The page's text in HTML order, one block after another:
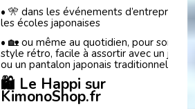
• 🎌 dans les événements d’entreprise
les écoles japonaises
• 🏡 ou même au quotidien, pour son
style rétro, facile à assortir avec un jean
ou un pantalon japonais traditionnel
🛍️ Le Happi sur
KimonoShop.fr